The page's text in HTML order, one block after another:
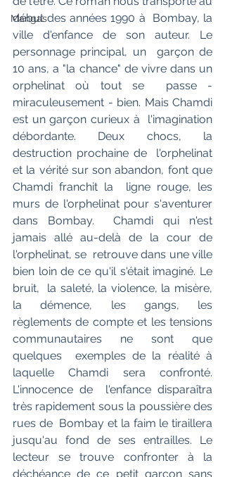
Mangas
début des années 1990 à  Bombay, la
ville d'enfance de son auteur. Le
personnage principal, un  garçon de
10 ans, a "la chance" de vivre dans un
orphelinat où tout se  passe -
miraculeusement - bien. Mais Chamdi
est un garçon curieux à  l'imagination
débordante. Deux chocs, la
destruction prochaine de  l'orphelinat
et la vérité sur son abandon, font que
Chamdi franchit la  ligne rouge, les
murs de l'orphelinat pour s'aventurer
dans Bombay.  Chamdi qui n'est
jamais allé au-delà de la cour de
l'orphelinat, se  retrouve dans une ville
bien loin de ce qu'il s'était imaginé. Le
bruit,  la saleté, la violence, la misère,
la démence, les gangs, les
règlements de compte et les tensions
communautaires ne sont que
quelques  exemples de la réalité à
laquelle Chamdi sera confronté.
L'innocence de  l'enfance disparaîtra
très rapidement sous la poussière des
rues de  Bombay et la faim le tiraillera
jusqu'au fond de ses entrailles. Le
lecteur se trouve confronter à la
déchéance de ce petit garçon sans